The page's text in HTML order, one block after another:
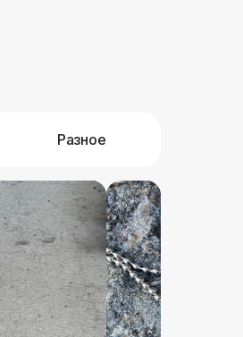
Разное